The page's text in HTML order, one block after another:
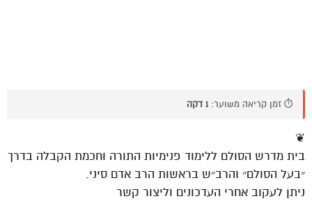
⏱️ זמן קריאה משוער: 1 דקה
❦
בית מדרש הסולם ללימוד פנימיות התורה וחכמת הקבלה בדרך
״בעל הסולם״ והרב״ש בראשות הרב אדם סיני.
ניתן לעקוב אחרי העדכונים וליצור קשר